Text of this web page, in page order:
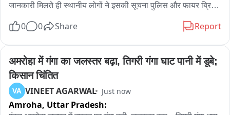
जानकारी मिलते ही स्थानीय लोगों ने इसकी सूचना पुलिस और फायर ब्रिगेड
के बाद आग पर काबू पाया। लेकिन इस दौरान दुकान में रखा सामान जलकर
हुई है।
0 0 Share Report
अमरोहा में गंगा का जलस्तर बढ़ा, तिगरी गंगा घाट पानी में डूबे;
किसान चिंतित
VA VINEET AGARWAL Just now
Amroha, Uttar Pradesh: